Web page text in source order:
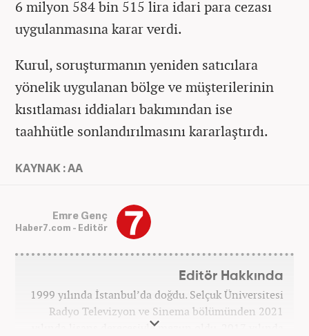
6 milyon 584 bin 515 lira idari para cezası
uygulanmasına karar verdi.
Kurul, soruşturmanın yeniden satıcılara
yönelik uygulanan bölge ve müşterilerinin
kısıtlaması iddiaları bakımından ise
taahhütle sonlandırılmasını kararlaştırdı.
KAYNAK : AA
Emre Genç
Haber7.com - Editör
Editör Hakkında
1999 yılında İstanbul’da doğdu. Selçuk Üniversitesi
Radyo Televizyon ve Sinema bölümünden 2021
yılında lisans derecesiyle mezun oldu. 2017 yılında